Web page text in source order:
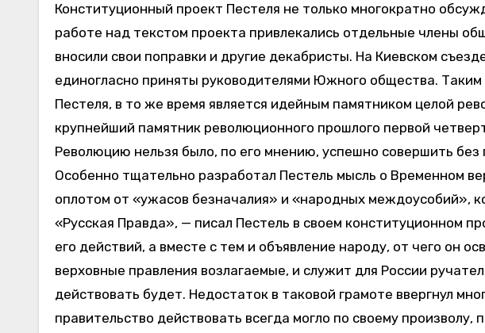
Конституционный проект Пестеля не только многократно
работе над текстом проекта привлекались отдельные члены
вносили свои поправки и другие декабристы. На Киевском
единогласно приняты руководителями Южного общества.
Пестеля, в то же время является идейным памятником целой
крупнейший памятник революционного прошлого первой
Революцию нельзя было, по его мнению, успешно совершить без
Особенно тщательно разработал Пестель мысль о Временном
оплотом от «ужасов безначалия» и «народных междоусобий»,
«Русская Правда», — писал Пестель в своем конституционном
его действий, а вместе с тем и объявление народу, от чего он
верховные правления возлагаемые, и служит для России
действовать будет. Недостаток в таковой грамоте ввергнул
правительство действовать всегда могло по своему